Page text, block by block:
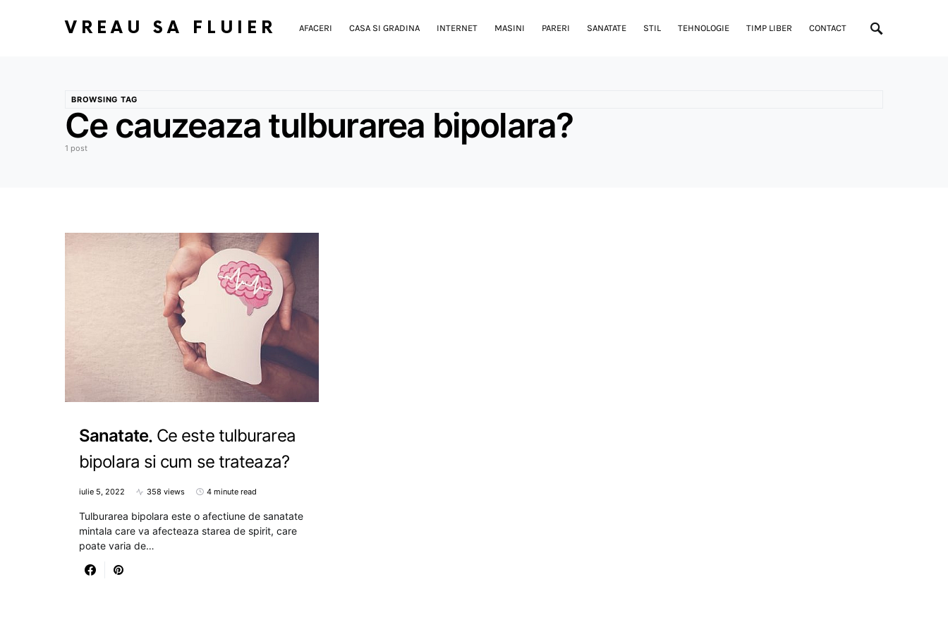
VREAU SA FLUIER AFACERI CASA SI GRADINA INTERNET MASINI PARERI SANATATE STIL TEHNOLOGIE TIMP LIBER CONTACT
BROWSING TAG
Ce cauzeaza tulburarea bipolara?
1 post
Sanatate Ce este tulburarea
bipolara si cum se trateaza?
iulie 5, 2022 358 views 4 minute read
Tulburarea bipolara este o afectiune de sanatate
mintala care va afecteaza starea de spirit, care
poate varia de…